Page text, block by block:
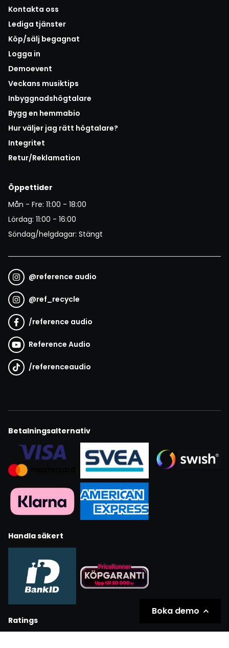
Kontakta oss
Lediga tjänster
Köp/sälj begagnat
Logga in
Demoevent
Veckans musiktips
Inbyggnadshögtalare
Bygg en hemmabio
Hur väljer jag rätt högtalare?
Integritet
Retur/Reklamation
Öppettider
Mån - Fre: 11:00 - 18:00
Lördag: 11:00 - 16:00
Söndag/helgdagar: Stängt
@reference audio
@ref_recycle
/reference audio
Reference Audio
/referenceaudio
Betalningsalternativ
Handla säkert
Ratings
Boka demo